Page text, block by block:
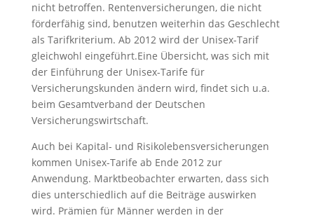
nicht betroffen. Rentenversicherungen, die nicht
förderfähig sind, benutzen weiterhin das Geschlecht
als Tarifkriterium. Ab 2012 wird der Unisex-Tarif
gleichwohl eingeführt.Eine Übersicht, was sich mit
der Einführung der Unisex-Tarife für
Versicherungskunden ändern wird, findet sich u.a.
beim Gesamtverband der Deutschen
Versicherungswirtschaft.
Auch bei Kapital- und Risikolebensversicherungen
kommen Unisex-Tarife ab Ende 2012 zur
Anwendung. Marktbeobachter erwarten, dass sich
dies unterschiedlich auf die Beiträge auswirken
wird. Prämien für Männer werden in der